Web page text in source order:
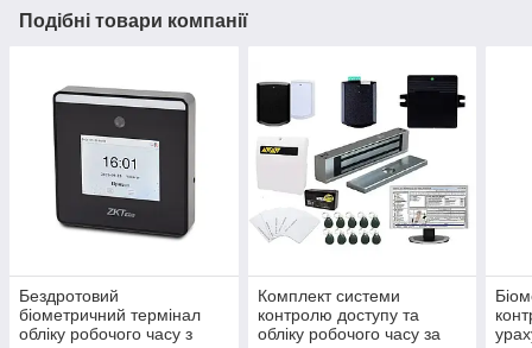
Подібні товари компанії
Бездротовий
біометричний термінал
обліку робочого часу з
Комплект системи
контролю доступу та
обліку робочого часу за